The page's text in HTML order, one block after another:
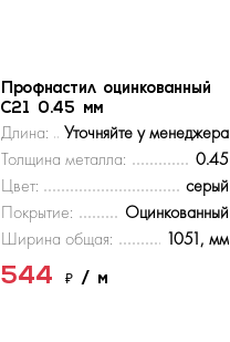
Профнастил оцинкованный
С21 0.45 мм
Длина:
Уточняйте у менеджера
Толщина металла:
0.45
Цвет:
серый
Покрытие:
Оцинкованный
Ширина общая:
1051, мм
544₽/ м